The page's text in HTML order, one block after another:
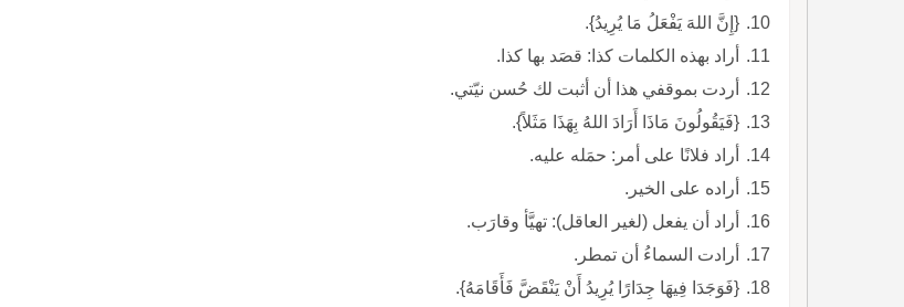
{إِنَّ اللهَ يَفْعَلُ مَا يُرِيدُ}.
أراد بهذه الكلمات كذا: قصَد بها كذا.
أردت بموقفي هذا أن أثبت لك حُسن نيّتي.
{فَيَقُولُونَ مَاذَا أَرَادَ اللهُ بِهَذَا مَثَلاً}.
أراد فلانًا على أمر: حمَله عليه.
أراده على الخير.
أراد أن يفعل (لغير العاقل): تهيَّأ وقارَب.
أرادت السماءُ أن تمطر.
{فَوَجَدَا فِيهَا جِدَارًا يُرِيدُ أَنْ يَنْقَضَّ فَأَقَامَهُ}.